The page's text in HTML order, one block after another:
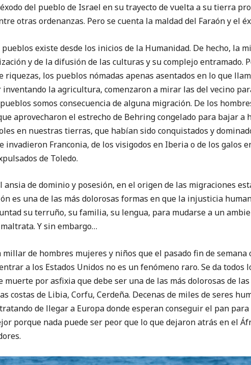
del pueblo de Israel en su trayecto de vuelta a su tierra
otras ordenanzas. Pero se cuenta la maldad del Faraón y el
existe desde los inicios de la Humanidad. De hecho, la
y de la difusión de las culturas y su complejo entramado.
los pueblos nómadas apenas asentados en lo que
la agricultura, comenzaron a mirar las del vecino
somos consecuencia de alguna migración. De los
aprovecharon el estrecho de Behring congelado para bajar a
en nuestras tierras, que habían sido conquistados y
invadieron Franconia, de los visigodos en Iberia o de los galos
de Toledo.
de dominio y posesión, en el origen de las migraciones
es una de las más dolorosas formas en que la injusticia
su terruño, su familia, su lengua, para mudarse a un
Y sin embargo…
de hombres mujeres y niños que el pasado fin de semana
a los Estados Unidos no es un fenómeno raro. Se da todos
muerte por asfixia que debe ser una de las más dolorosas de
costas de Libia, Corfu, Cerdeña. Decenas de miles de seres
de llegar a Europa donde esperan conseguir el pan
porque nada puede ser peor que lo que dejaron atrás en el